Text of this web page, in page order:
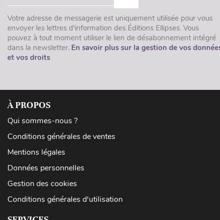
Votre adresse de messagerie est uniquement utilisée pour vous
envoyer les lettres d'information des Éditions Ellipses. Vous
pouvez à tout moment utiliser le lien de désabonnement intégré
dans la newsletter. En savoir plus sur la gestion de vos
et vos droits
À PROPOS
Qui sommes-nous ?
Conditions générales de ventes
Mentions légales
Données personnelles
Gestion des cookies
Conditions générales d'utilisation